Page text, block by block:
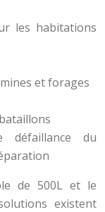
les habitations
et forages
défaillance du
de 500L et le
existent